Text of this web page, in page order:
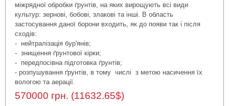
міжрядної обробки ґрунтів, на яких вирощують всі види
культур: зернові, бобові, злакові та інші. В область
застосування даної борони входить, як до появи так і після
сходів:
- нейтралізація бур'янів;
- знищення ґрунтової кірки;
- передпосівна підготовка ґрунтів;
- розпушування ґрунтів, в тому числі з метою насичення їх
вологою та аерації.
570000 грн. (11632.65$)